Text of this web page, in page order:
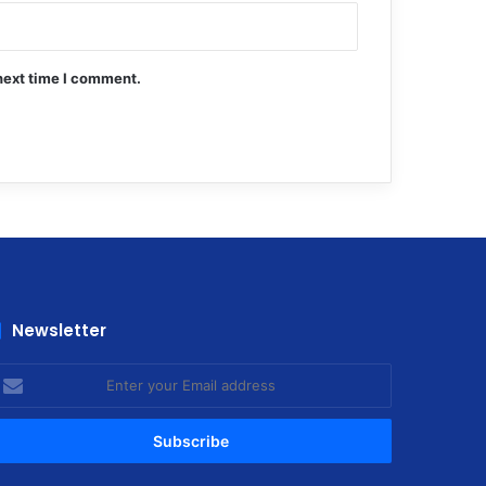
time I comment.
Newsletter